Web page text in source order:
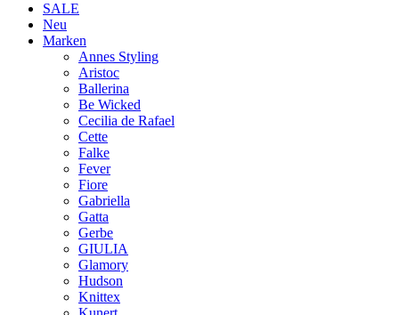
SALE
Neu
Marken
Annes Styling
Aristoc
Ballerina
Be Wicked
Cecilia de Rafael
Cette
Falke
Fever
Fiore
Gabriella
Gatta
Gerbe
GIULIA
Glamory
Hudson
Knittex